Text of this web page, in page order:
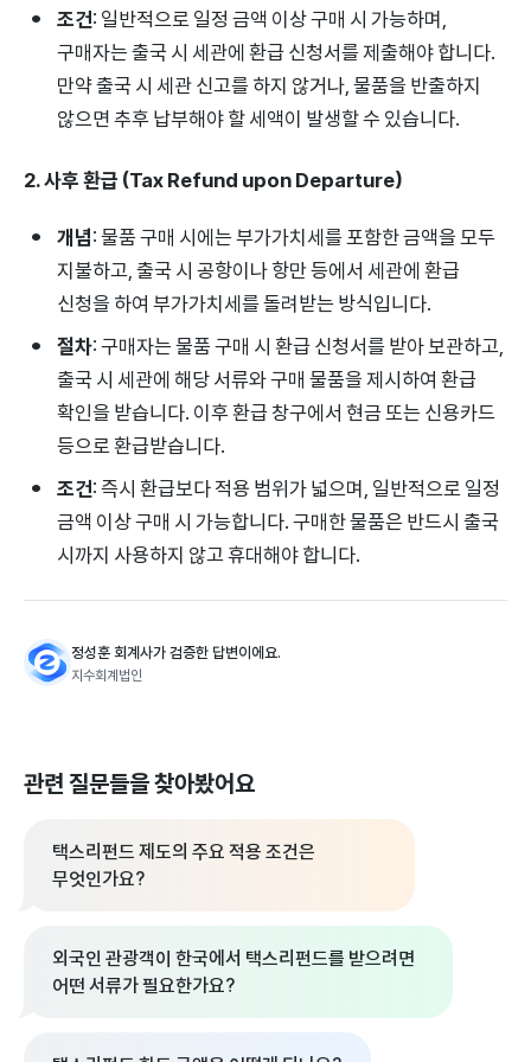
조건: 일반적으로 일정 금액 이상 구매 시 가능하며,
구매자는 출국 시 세관에 환급 신청서를 제출해야 합니다.
만약 출국 시 세관 신고를 하지 않거나, 물품을 반출하지
않으면 추후 납부해야 할 세액이 발생할 수 있습니다.
2. 사후 환급 (Tax Refund upon Departure)
개념: 물품 구매 시에는 부가가치세를 포함한 금액을 모두
지불하고, 출국 시 공항이나 항만 등에서 세관에 환급
신청을 하여 부가가치세를 돌려받는 방식입니다.
절차: 구매자는 물품 구매 시 환급 신청서를 받아 보관하고,
출국 시 세관에 해당 서류와 구매 물품을 제시하여 환급
확인을 받습니다. 이후 환급 창구에서 현금 또는 신용카드
등으로 환급받습니다.
조건: 즉시 환급보다 적용 범위가 넓으며, 일반적으로 일정
금액 이상 구매 시 가능합니다. 구매한 물품은 반드시 출국
시까지 사용하지 않고 휴대해야 합니다.
정성훈 회계사가 검증한 답변이에요.
지수회계법인
관련 질문들을 찾아봤어요
택스리펀드 제도의 주요 적용 조건은
무엇인가요?
외국인 관광객이 한국에서 택스리펀드를 받으려면
어떤 서류가 필요한가요?